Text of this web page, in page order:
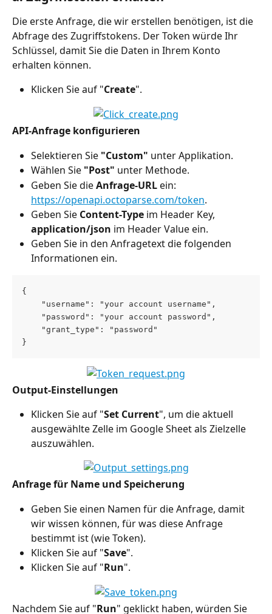
Die erste Anfrage, die wir erstellen benötigen, ist die
Abfrage des Zugriffstokens. Der Token würde Ihr
Schlüssel, damit Sie die Daten in Ihrem Konto
erhalten können.
Klicken Sie auf "Create".
API-Anfrage konfigurieren
Selektieren Sie "Custom" unter Applikation.
Wählen Sie "Post" unter Methode.
Geben Sie die Anfrage-URL ein:
https://openapi.octoparse.com/token.
Geben Sie Content-Type im Header Key,
application/json im Header Value ein.
Geben Sie in den Anfragetext die folgenden
Informationen ein.
{
    "username": "your account username",
    "password": "your account password",
    "grant_type": "password"
}
Output-Einstellungen
Klicken Sie auf "Set Current", um die aktuell
ausgewählte Zelle im Google Sheet als Zielzelle
auszuwählen.
Anfrage für Name und Speicherung
Geben Sie einen Namen für die Anfrage, damit
wir wissen können, für was diese Anfrage
bestimmt ist (wie Token).
Klicken Sie auf "Save".
Klicken Sie auf "Run".
Nachdem Sie auf "Run" geklickt haben, würden Sie